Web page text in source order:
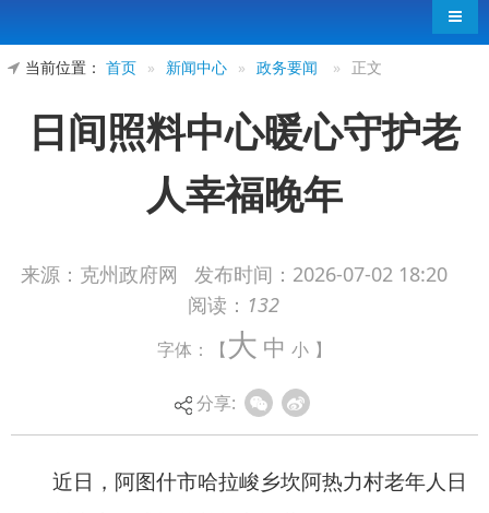
导航
当前位置： 首页 » 新闻中心 » 政务要闻 » 正文
日间照料中心暖心守护老
人幸福晚年
来源：克州政府网 发布时间： 2026-07-02 18:20
阅读： 132
字体：【大 中 小 】
分享:
近日，阿图什市哈拉峻乡坎阿热力村老年人日
间照料中心正式揭牌并投入运营。
崭新的日间照料中心落地乡村，让辖区老年群
体收获满满的幸福感。独居老人艾来提·马开力满心
洁、设施完备，我们每天都能吃到热乎又营养的饭